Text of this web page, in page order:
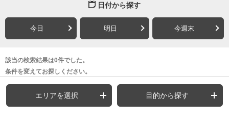
日付から探す
今日 明日 今週末
該当の検索結果は0件でした。
条件を変えてお探しください。
エリアを選択 目的から探す